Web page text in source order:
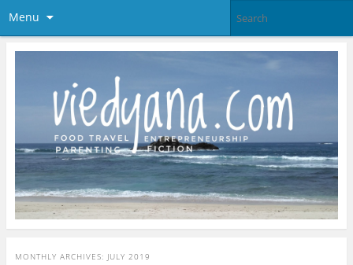
Menu
MONTHLY ARCHIVES: JULY 2019